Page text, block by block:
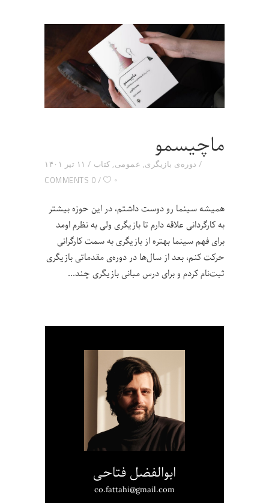
ماچیسمو
۱۱ تیر ۱۴۰۱ دوره‌ی بازیگری, عمومی, کتاب
0 COMMENTS
۰
همیشه سینما رو دوست داشتم، در این حوزه بیشتر
به کارگردانی علاقه‌ دارم تا بازیگری ولی به نظرم اومد
برای فهم سینما بهتره از بازیگری به سمت کارگرانی
حرکت کنم، بعد از سال‌ها در دوره‌ی مقدماتی بازیگری
ثبت‌نام کردم و برای درس مبانی بازیگری چند
ابوالفضل فتاحی
co.fattahi@gmail.com